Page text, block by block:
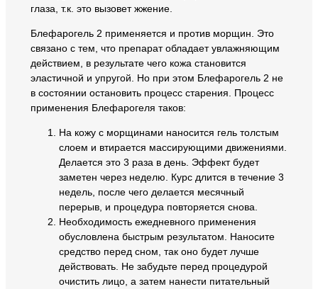
глаза, т.к. это вызовет жжение.
Блефарогель 2 применяется и против морщин. Это
связано с тем, что препарат обладает увлажняющим
действием, в результате чего кожа становится
эластичной и упругой. Но при этом Блефарогель 2 не
в состоянии остановить процесс старения. Процесс
применения Блефарогеля таков:
На кожу с морщинами наносится гель толстым
слоем и втирается массирующими движениями.
Делается это 3 раза в день. Эффект будет
заметен через неделю. Курс длится в течение 3
недель, после чего делается месячный
перерыв, и процедура повторяется снова.
Необходимость ежедневного применения
обусловлена быстрым результатом. Наносите
средство перед сном, так оно будет лучше
действовать. Не забудьте перед процедурой
очистить лицо, а затем нанести питательный